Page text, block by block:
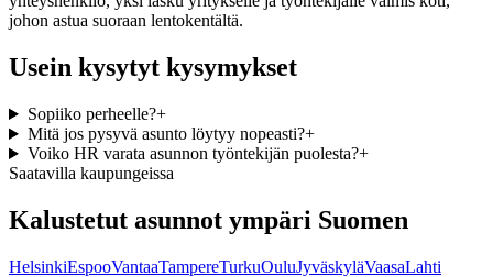
johon astua suoraan lentokentältä.
Usein kysytyt kysymykset
Sopiiko perheelle?+
Mitä jos pysyvä asunto löytyy nopeasti?+
Voiko HR varata asunnon työntekijän puolesta?+
Saatavilla kaupungeissa
Kalustetut asunnot ympäri Suomen
HelsinkiEspooVantaaTampereTurkuOuluJyväskyläVaasaLahti